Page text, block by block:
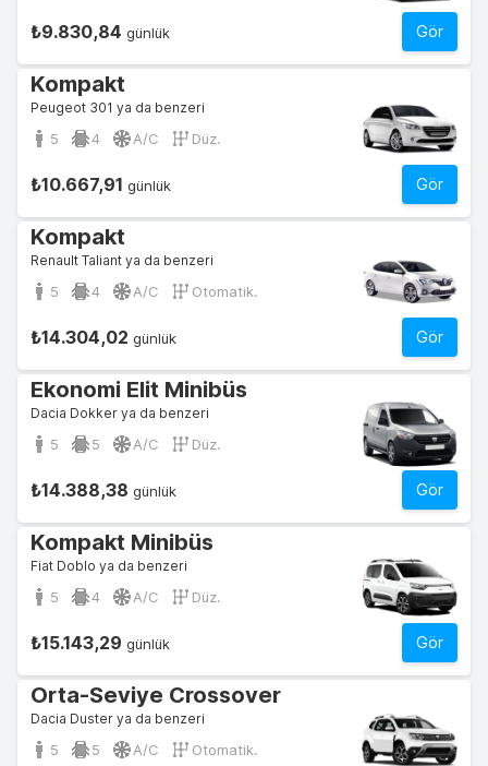
Gör
₺9.830,84 günlük
Kompakt
Peugeot 301 ya da benzeri
5 4 A/C Düz.
Gör
₺10.667,91 günlük
Kompakt
Renault Taliant ya da benzeri
5 4 A/C Otomatik.
Gör
₺14.304,02 günlük
Ekonomi Elit Minibüs
Dacia Dokker ya da benzeri
5 5 A/C Düz.
Gör
₺14.388,38 günlük
Kompakt Minibüs
Fiat Doblo ya da benzeri
5 4 A/C Düz.
Gör
₺15.143,29 günlük
Orta-Seviye Crossover
Dacia Duster ya da benzeri
5 5 A/C Otomatik.